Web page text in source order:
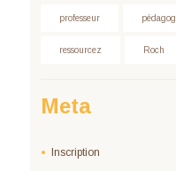
professeur
ressourcez Roch
Meta
Inscription